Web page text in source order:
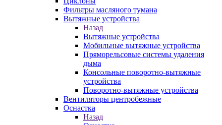
Фильтры масляного тумана
Вытяжные устройства
Назад
Вытяжные устройства
Мобильные вытяжные устройства
Пряморельсовые системы удаления
дыма
Консольные поворотно-вытяжные
устройства
Поворотно-вытяжные устройства
Вентиляторы центробежные
Оснастка
Назад